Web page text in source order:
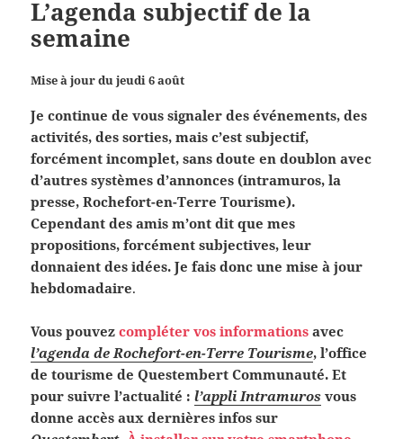
L’agenda subjectif de la
semaine
Mise à jour du jeudi 6 août
Je continue de vous signaler des événements, des
activités, des sorties, mais c’est subjectif,
forcément incomplet, sans doute en doublon avec
d’autres systèmes d’annonces (intramuros, la
presse, Rochefort-en-Terre Tourisme).
Cependant des amis m’ont dit que mes
propositions, forcément subjectives, leur
donnaient des idées. Je fais donc une mise à jour
hebdomadaire.
Vous pouvezcompléter vos informations avec
l’agenda de Rochefort-en-Terre Tourisme, l’office
de tourisme de Questembert Communauté. Et
pour suivre l’actualité :l’appli Intramuros vous
donne accès aux dernières infos sur